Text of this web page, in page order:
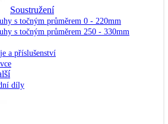
Soustružení
s točným průměrem 0 - 220mm
s točným průměrem 250 - 330mm
a příslušenství
díly